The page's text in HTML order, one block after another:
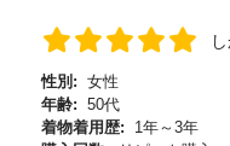
性別: 女性
年齢: 50代
着物着用歴:
1年～3年